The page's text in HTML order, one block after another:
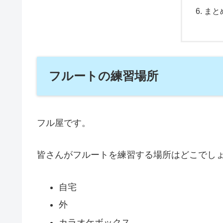
まと
フルートの練習場所
フル屋です。
皆さんがフルートを練習する場所はどこでしょ
自宅
外